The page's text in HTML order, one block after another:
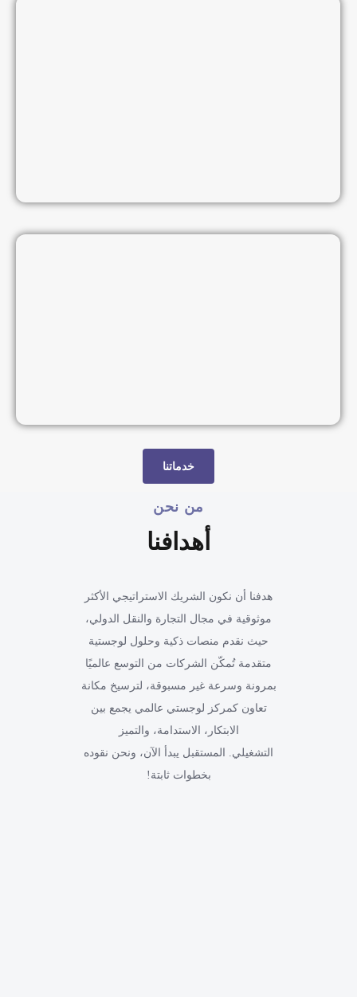
خدماتنا
من نحن
أهدافنا
هدفنا أن نكون الشريك الاستراتيجي الأكثر
موثوقية في مجال التجارة والنقل الدولي،
حيث نقدم منصات ذكية وحلول لوجستية
متقدمة تُمكّن الشركات من التوسع عالميًا
بمرونة وسرعة غير مسبوقة، لترسيخ مكانة
تعاون كمركز لوجستي عالمي يجمع بين
الابتكار، الاستدامة، والتميز
التشغيلي. المستقبل يبدأ الآن، ونحن نقوده
بخطوات ثابتة!